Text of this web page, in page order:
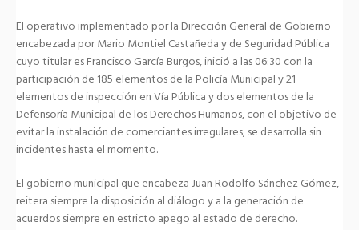
El operativo implementado por la Dirección General de Gobierno
encabezada por Mario Montiel Castañeda y de Seguridad Pública
cuyo titular es Francisco García Burgos, inició a las 06:30 con la
participación de 185 elementos de la Policía Municipal y 21
elementos de inspección en Vía Pública y dos elementos de la
Defensoría Municipal de los Derechos Humanos, con el objetivo de
evitar la instalación de comerciantes irregulares, se desarrolla sin
incidentes hasta el momento.
El gobierno municipal que encabeza Juan Rodolfo Sánchez Gómez,
reitera siempre la disposición al diálogo y a la generación de
acuerdos siempre en estricto apego al estado de derecho.